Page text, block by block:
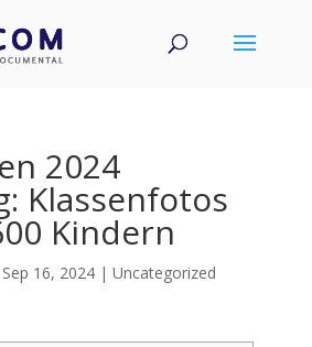
2024
Klassenfotos
Kindern
Sep 16, 2024| Uncategorized